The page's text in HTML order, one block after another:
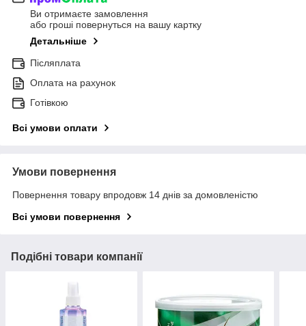
Ви отримаєте замовлення
або гроші повернуться на вашу картку
Детальніше
Післяплата
Оплата на рахунок
Готівкою
Всі умови оплати
Умови повернення
Повернення товару впродовж 14 днів за домовленістю
Всі умови повернення
Подібні товари компанії